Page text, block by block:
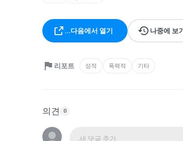
...다음에서 열기 나중에 보기
리포트 성적 폭력적 기타
의견 0
새 댓글 추가